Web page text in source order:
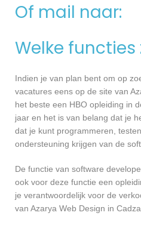
Of mail naar:
Welke
Indien je van plan bent om op
vacatures eens op de site van
het beste een HBO opleiding in
jaar en het is van belang dat je
dat je kunt programmeren,
ondersteuning krijgen van de
De functie van software
ook voor deze functie een
je verantwoordelijk voor de
van Azarya Web Design in